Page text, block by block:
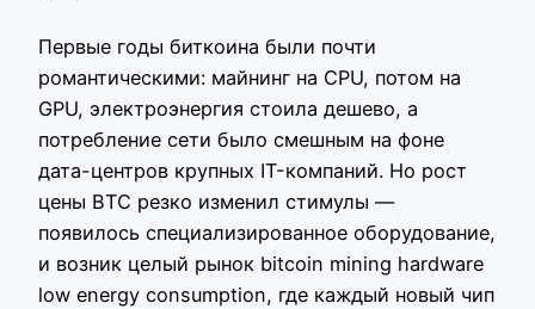
Первые годы биткоина были почти
романтическими: майнинг на CPU, потом на
GPU, электроэнергия стоила дешево, а
потребление сети было смешным на фоне
дата-центров крупных IT-компаний. Но рост
цены BTC резко изменил стимулы —
появилось специализированное оборудование,
и возник целый рынок bitcoin mining hardware
low energy consumption, где каждый новый чип